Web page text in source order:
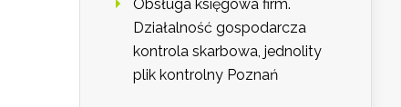
Obsługa księgowa firm.
Działalność gospodarcza
kontrola skarbowa, jednolity
plik kontrolny Poznań